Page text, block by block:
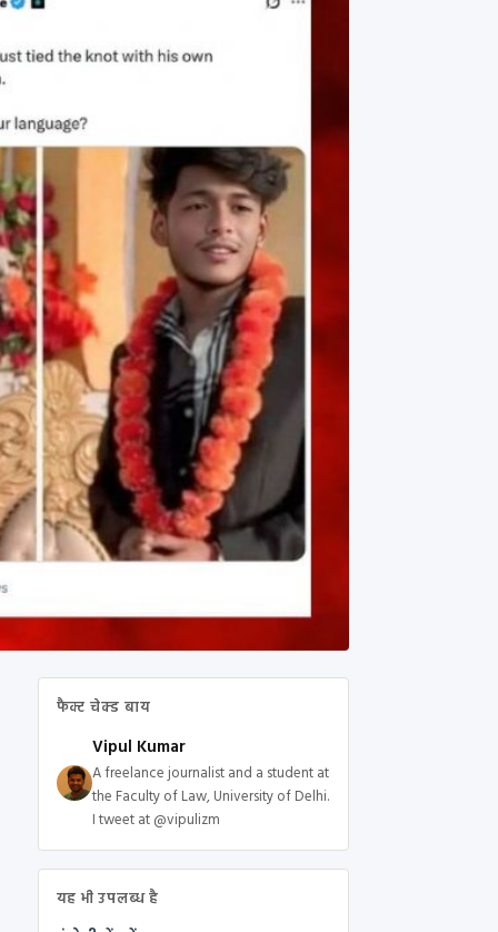
फैक्ट चेक्ड बाय
Vipul Kumar
A freelance journalist and a student at
the Faculty of Law, University of Delhi.
I tweet at @vipulizm
यह भी उपलब्ध है